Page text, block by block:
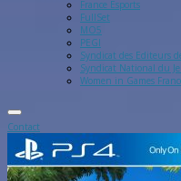
France Esports
FullSet
MO5
PEGI
Syndicat des Editeurs
Syndicat National du
Women in Games
Contact